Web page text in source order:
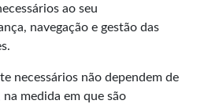
ao seu
navegação e gestão das
necessários não dependem de
medida em que são